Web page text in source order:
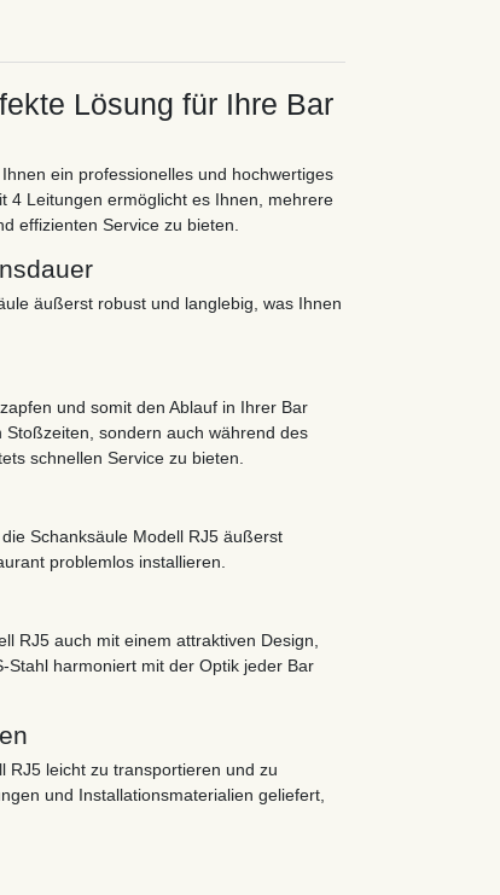
Lösung für Ihre Bar
ein professionelles und hochwertiges
4 Leitungen ermöglicht es Ihnen, mehrere
effizienten Service zu bieten.
äußerst robust und langlebig, was Ihnen
und somit den Ablauf in Ihrer Bar
sondern auch während des
schnellen Service zu bieten.
Schanksäule Modell RJ5 äußerst
problemlos installieren.
RJ5 auch mit einem attraktiven Design,
Stahl harmoniert mit der Optik jeder Bar
RJ5 leicht zu transportieren und zu
und Installationsmaterialien geliefert,